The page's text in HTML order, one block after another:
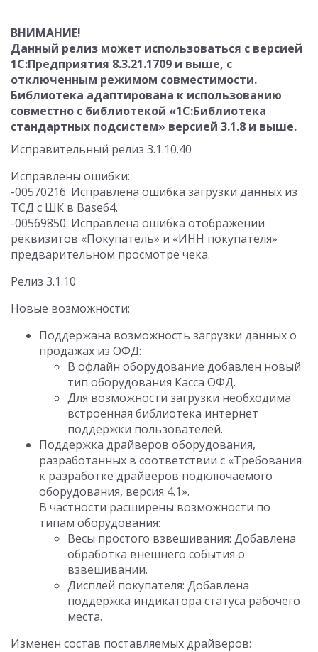
ВНИМАНИЕ!
Данный релиз может использоваться с версией
1С:Предприятия 8.3.21.1709 и выше, с
отключенным режимом совместимости.
Библиотека адаптирована к использованию
совместно с библиотекой «1С:Библиотека
стандартных подсистем» версией 3.1.8 и выше.
Исправительный релиз 3.1.10.40
Исправлены ошибки:
-00570216: Исправлена ошибка загрузки данных из
ТСД с ШК в Base64.
-00569850: Исправлена ошибка отображении
реквизитов «Покупатель» и «ИНН покупателя»
предварительном просмотре чека.
Релиз 3.1.10
Новые возможности:
Поддержана возможность загрузки данных о
продажах из ОФД:
В офлайн оборудование добавлен новый
тип оборудования Касса ОФД.
Для возможности загрузки необходима
встроенная библиотека интернет
поддержки пользователей.
Поддержка драйверов оборудования,
разработанных в соответствии с «Требования
к разработке драйверов подключаемого
оборудования, версия 4.1».
В частности расширены возможности по
типам оборудования:
Весы простого взвешивания: Добавлена
обработка внешнего события о
взвешивании.
Дисплей покупателя: Добавлена
поддержка индикатора статуса рабочего
места.
Изменен состав поставляемых драйверов: